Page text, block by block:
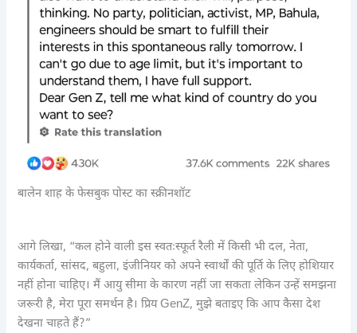
बालेन शाह के फेसबुक पोस्ट का स्क्रीनशॉट
आगे लिखा, “कल होने वाली इस स्वतःस्फूर्त रैली में किसी भी दल, नेता,
कार्यकर्ता, सांसद, बहुला, इंजीनियर को अपने स्वार्थों की पूर्ति के लिए होशियार
नहीं होना चाहिए। मैं आयु सीमा के कारण नहीं जा सकता लेकिन उन्हें समझना
जरूरी है, मेरा पूरा समर्थन है। प्रिय GenZ, मुझे बताइए कि आप कैसा देश
देखना चाहते हैं?”